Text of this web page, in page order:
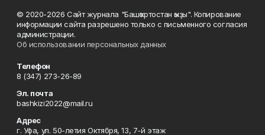
© 2020-2026 Сайт журнала "Башҡортостан ҡыҙы". Копирование
информации сайта разрешено только с письменного согласия
администрации.
Об использовании персональных данных
Телефон
8 (347) 273-26-89
Эл. почта
bashkizi2022@mail.ru
Адрес
г. Уфа, ул. 50-летия Октября, 13, 7-й этаж